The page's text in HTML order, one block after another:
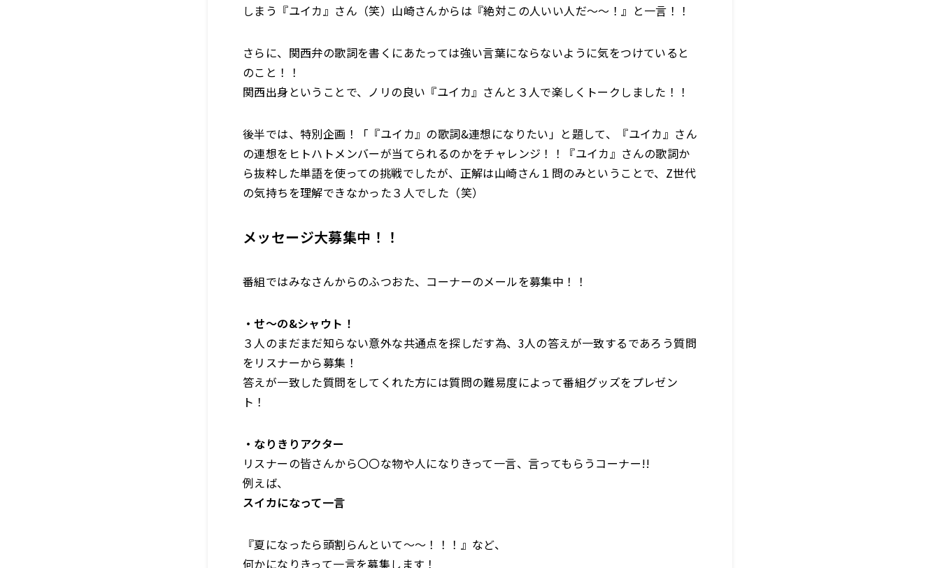
しまう『ユイカ』さん（笑）山崎さんからは『絶対この人いい人だ〜〜！』と一言！！
さらに、関西弁の歌詞を書くにあたっては強い言葉にならないように気をつけていると
のこと！！
関西出身ということで、ノリの良い『ユイカ』さんと３人で楽しくトークしました！！
後半では、特別企画！「『ユイカ』の歌詞&連想になりたい」と題して、『ユイカ』さん
の連想をヒトハトメンバーが当てられるのかをチャレンジ！！『ユイカ』さんの歌詞か
ら抜粋した単語を使っての挑戦でしたが、正解は山崎さん１問のみということで、Z世代
の気持ちを理解できなかった３人でした（笑）
メッセージ大募集中！！
番組ではみなさんからのふつおた、コーナーのメールを募集中！！
・せ〜の&シャウト！
３人のまだまだ知らない意外な共通点を探しだす為、3人の答えが一致するであろう質問
をリスナーから募集！
答えが一致した質問をしてくれた方には質問の難易度によって番組グッズをプレゼン
ト！
・なりきりアクター
リスナーの皆さんから〇〇な物や人になりきって一言、言ってもらうコーナー!!
例えば、
スイカになって一言
『夏になったら頭割らんといて〜〜！！！』など、
何かになりきって一言を募集します！